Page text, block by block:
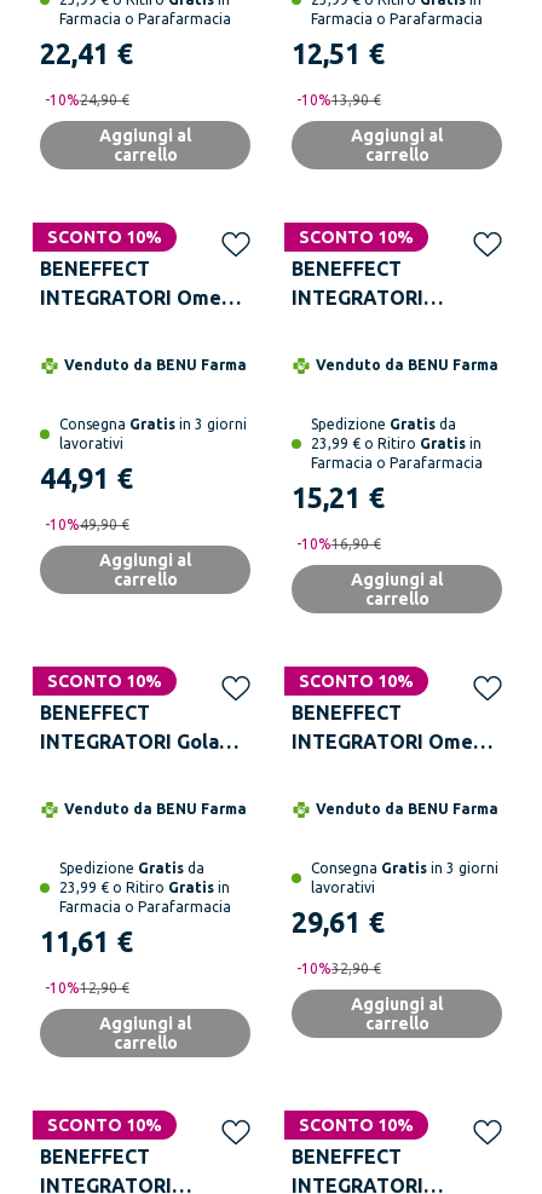
Farmacia o Parafarmacia
22,41 €
-10%24,90 €
Aggiungi al
carrello
Farmacia o Parafarmacia
12,51 €
-10%13,90 €
Aggiungi al
carrello
SCONTO 10%
BENEFFECT
INTEGRATORI Omega
Venduto da BENU Farma
Consegna Gratis in 3 giorni
lavorativi
44,91 €
-10%49,90 €
Aggiungi al
carrello
SCONTO 10%
BENEFFECT
INTEGRATORI
60 Capsule
Venduto da BENU Farma
Spedizione Gratis da
23,99 € o Ritiro Gratis in
Farmacia o Parafarmacia
15,21 €
-10%16,90 €
Aggiungi al
carrello
SCONTO 10%
BENEFFECT
INTEGRATORI Gola
Venduto da BENU Farma
Spedizione Gratis da
23,99 € o Ritiro Gratis in
Farmacia o Parafarmacia
11,61 €
-10%12,90 €
Aggiungi al
carrello
SCONTO 10%
BENEFFECT
INTEGRATORI Omega
Alimentare 90
Venduto da BENU Farma
Consegna Gratis in 3 giorni
lavorativi
29,61 €
-10%32,90 €
Aggiungi al
carrello
SCONTO 10%
BENEFFECT
INTEGRATORI
SCONTO 10%
BENEFFECT
INTEGRATORI